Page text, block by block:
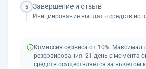
5 Завершение и отзыв
Инициирование выплаты средств
Комиссия сервиса от 10%.
резервирования: 21 день с момента
средств осуществляется за вычетом